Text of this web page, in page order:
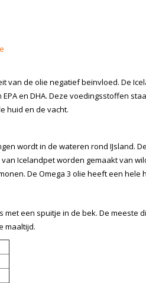
van de olie negatief beïnvloed. De
en DHA. Deze voedingsstoffen
huid en de vacht.
wordt in de wateren rond IJsland.
Icelandpet worden gemaakt van
De Omega 3 olie heeft een hele
een spuitje in de bek. De meeste
maaltijd.